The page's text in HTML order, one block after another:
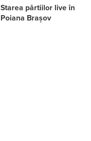
Starea pârtiilor live în
Poiana Brașov